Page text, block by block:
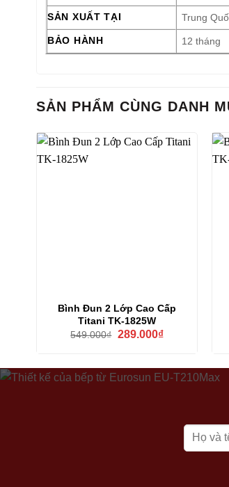
SẢN XUẤT TẠI Trung
BẢO HÀNH 12 tháng
SẢN PHẨM CÙNG DANH
Bình Đun 2 Lớp Cao Cấp
Titani TK-1825W
549.000₫ Giá
289.000₫Giá
289.000₫.